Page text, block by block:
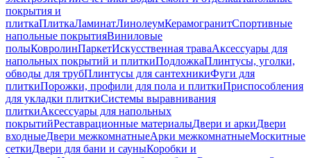
покрытия и
плиткаПлиткаЛаминатЛинолеумКерамогранитСпортивные
напольные покрытияВиниловые
полыКовролинПаркетИскусственная траваАксессуары для
напольных покрытий и плиткиПодложкаПлинтусы, уголки,
обводы для трубПлинтусы для сантехникиФуги для
плиткиПорожки, профили для пола и плиткиПриспособления
для укладки плиткиСистемы выравнивания
плиткиАксессуары для напольных
покрытийРеставрационные материалыДвери и аркиДвери
входныеДвери межкомнатныеАрки межкомнатныеМоскитные
сеткиДвери для бани и сауныКоробки и